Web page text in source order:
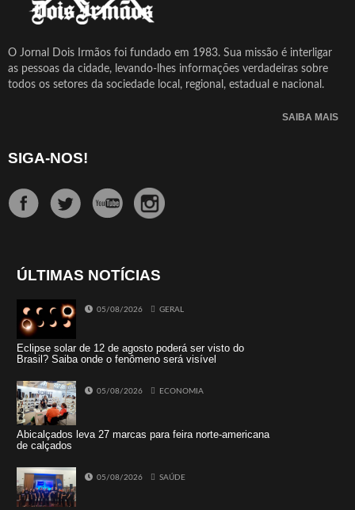
O Jornal Dois Irmãos foi fundado em 1983. Sua missão é interligar
as pessoas da cidade, levando-lhes informações verdadeiras sobre
todos os setores da sociedade local, regional, estadual e nacional.
SAIBA MAIS
SIGA-NOS!
ÚLTIMAS NOTÍCIAS
05/08/2026 GERAL
Eclipse solar de 12 de agosto poderá ser visto do
Brasil? Saiba onde o fenômeno será visível
05/08/2026 ECONOMIA
Abicalçados leva 27 marcas para feira norte-americana
de calçados
05/08/2026 SAÚDE